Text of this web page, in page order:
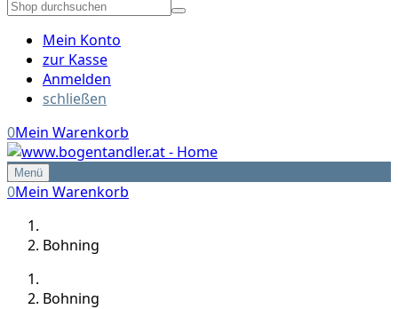
Mein Konto
zur Kasse
Anmelden
schließen
0Mein Warenkorb
Menü
0Mein Warenkorb
Bohning
Bohning